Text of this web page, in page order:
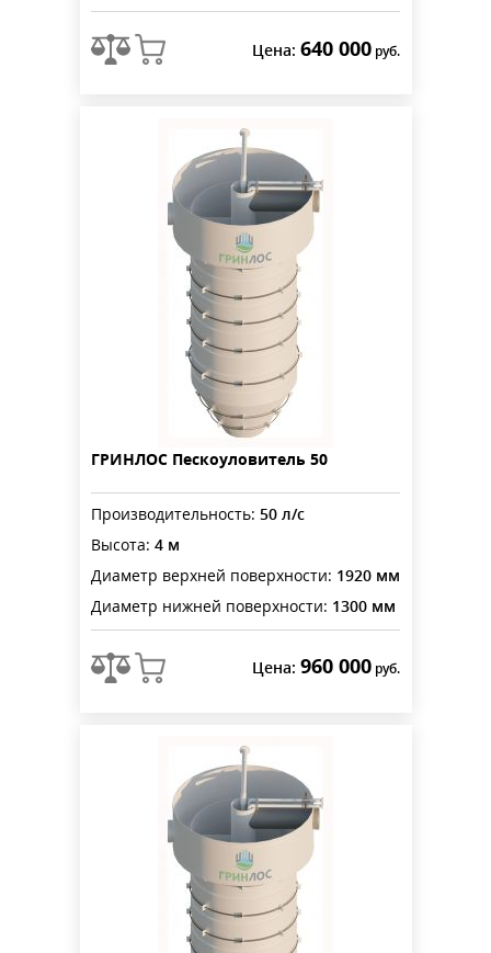
Цена: 640 000 руб.
ГРИНЛОС Пескоуловитель 50
Производительность: 50 л/с
Высота: 4 м
Диаметр верхней поверхности: 1920 мм
Диаметр нижней поверхности: 1300 мм
Цена: 960 000 руб.